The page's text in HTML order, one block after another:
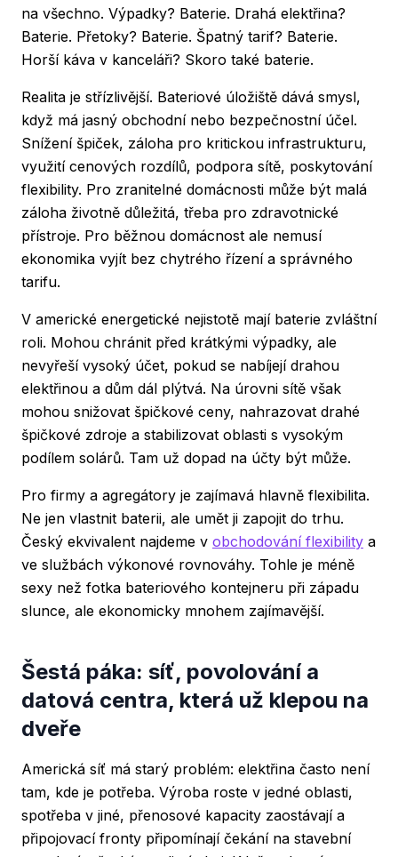
na všechno. Výpadky? Baterie. Drahá elektřina?
Baterie. Přetoky? Baterie. Špatný tarif? Baterie.
Horší káva v kanceláři? Skoro také baterie.
Realita je střízlivější. Bateriové úložiště dává smysl,
když má jasný obchodní nebo bezpečnostní účel.
Snížení špiček, záloha pro kritickou infrastrukturu,
využití cenových rozdílů, podpora sítě, poskytování
flexibility. Pro zranitelné domácnosti může být malá
záloha životně důležitá, třeba pro zdravotnické
přístroje. Pro běžnou domácnost ale nemusí
ekonomika vyjít bez chytrého řízení a správného
tarifu.
V americké energetické nejistotě mají baterie zvláštní
roli. Mohou chránit před krátkými výpadky, ale
nevyřeší vysoký účet, pokud se nabíjejí drahou
elektřinou a dům dál plýtvá. Na úrovni sítě však
mohou snižovat špičkové ceny, nahrazovat drahé
špičkové zdroje a stabilizovat oblasti s vysokým
podílem solárů. Tam už dopad na účty být může.
Pro firmy a agregátory je zajímavá hlavně flexibilita.
Ne jen vlastnit baterii, ale umět ji zapojit do trhu.
Český ekvivalent najdeme v obchodování flexibility a
ve službách výkonové rovnováhy. Tohle je méně
sexy než fotka bateriového kontejneru při západu
slunce, ale ekonomicky mnohem zajímavější.
Šestá páka: síť, povolování a
datová centra, která už klepou na
dveře
Americká síť má starý problém: elektřina často není
tam, kde je potřeba. Výroba roste v jedné oblasti,
spotřeba v jiné, přenosové kapacity zaostávají a
připojovací fronty připomínají čekání na stavební